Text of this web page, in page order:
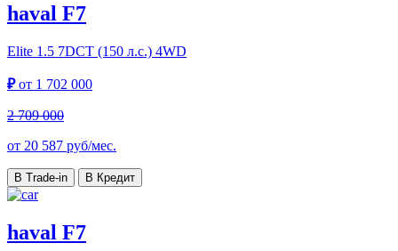
haval F7
Elite 1.5 7DCT (150 л.с.) 4WD
₽от 1 702 000
2 709 000
от 20 587 руб/мес.
В Trade-in В Кредит
haval F7